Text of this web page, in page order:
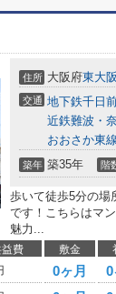
住所 大阪府東大
交通 地下鉄千日
近鉄難波・
おおさか東線
築年 築35年 階
歩いて徒歩5分の場
です！こちらはマ
魅力...
費 敷金
0ヶ月 0